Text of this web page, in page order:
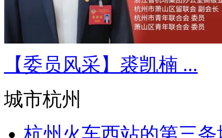
【委员风采】裘凯楠 ...
城市杭州